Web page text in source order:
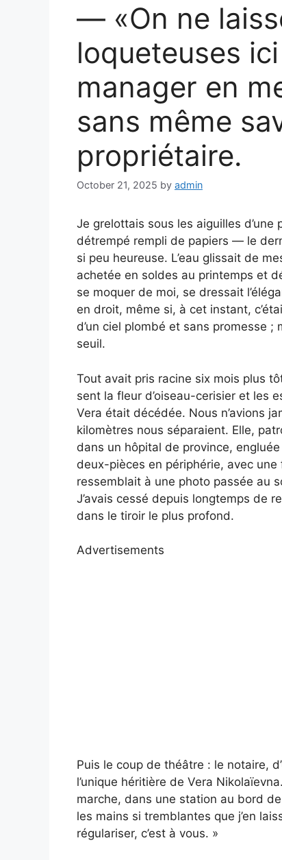
— «On ne
loqueteuses ici
manager en
sans même
propriétaire.
October 21, 2025 by admin
Je grelottais sous les aiguilles
détrempé rempli de papiers — le
si peu heureuse. L’eau glissait de
achetée en soldes au printemps et
se moquer de moi, se dressait
en droit, même si, à cet instant,
d’un ciel plombé et sans promesse ;
seuil.
Tout avait pris racine six mois plus
sent la fleur d’oiseau-cerisier et les
Vera était décédée. Nous n’avions
kilomètres nous séparaient. Elle,
dans un hôpital de province,
deux-pièces en périphérie, avec
ressemblait à une photo passée au
J’avais cessé depuis longtemps de
dans le tiroir le plus profond.
Advertisements
Puis le coup de théâtre : le notaire,
l’unique héritière de Vera
marche, dans une station au bord
les mains si tremblantes que j’en
régulariser, c’est à vous. »